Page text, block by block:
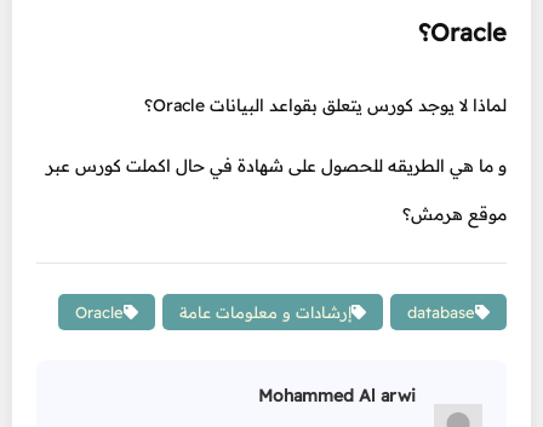
Oracle؟
لماذا لا يوجد كورس يتعلق بقواعد البيانات Oracle؟
و ما هي الطريقه للحصول على شهادة في حال اكملت كورس عبر
موقع هرمش؟
database إرشادات و معلومات عامة Oracle
Mohammed Al arwi